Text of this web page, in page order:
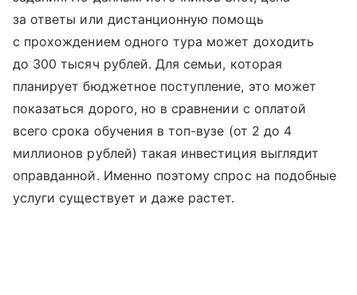
за ответы или дистанционную помощь
с прохождением одного тура может доходить
до 300 тысяч рублей. Для семьи, которая
планирует бюджетное поступление, это может
показаться дорого, но в сравнении с оплатой
всего срока обучения в топ-вузе (от 2 до 4
миллионов рублей) такая инвестиция выглядит
оправданной. Именно поэтому спрос на подобные
услуги существует и даже растет.